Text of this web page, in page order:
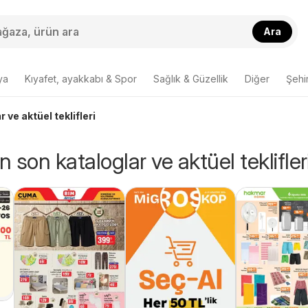
Ara
Kıyafet, ayakkabı & Spor Sağlık & Güzellik Diğer
ve aktüel teklifleri
son kataloglar ve aktüel